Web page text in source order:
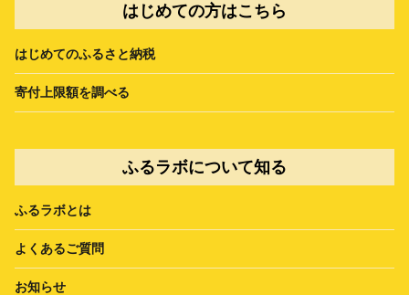
はじめての方はこちら
はじめてのふるさと納税
寄付上限額を調べる
ふるラボについて知る
ふるラボとは
よくあるご質問
お知らせ